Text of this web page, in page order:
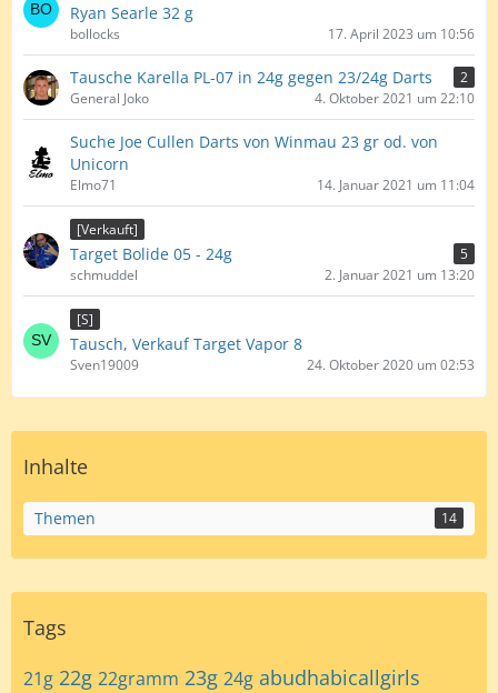
Ryan Searle 32 g
bollocks 17. April 2023 um 10:56
Tausche Karella PL-07 in 24g gegen 23/24g Darts
2
General Joko
4. Oktober 2021 um 22:10
Suche Joe Cullen Darts von Winmau 23 gr od. von
Unicorn
Elmo71 14. Januar 2021 um 11:04
[Verkauft]
Target Bolide 05 - 24g
5
schmuddel
2. Januar 2021 um 13:20
[S]
Tausch, Verkauf Target Vapor 8
Sven19009 24. Oktober 2020 um 02:53
Inhalte
Themen 14
Tags
21g 22g 22gramm 23g 24g abudhabicallgirls